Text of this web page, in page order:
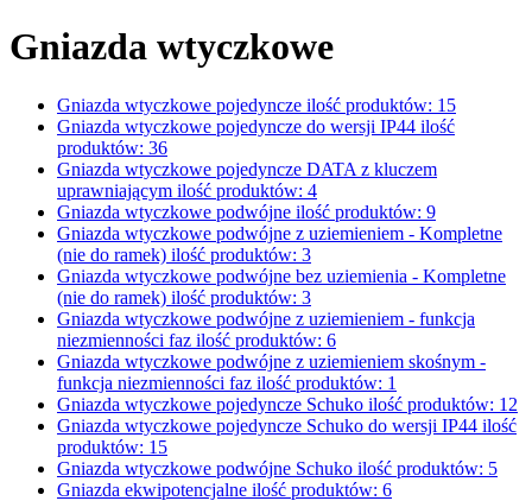
Gniazda wtyczkowe
Gniazda wtyczkowe pojedyncze ilość produktów: 15
Gniazda wtyczkowe pojedyncze do wersji IP44 ilość
produktów: 36
Gniazda wtyczkowe pojedyncze DATA z kluczem
uprawniającym ilość produktów: 4
Gniazda wtyczkowe podwójne ilość produktów: 9
Gniazda wtyczkowe podwójne z uziemieniem - Kompletne
(nie do ramek) ilość produktów: 3
Gniazda wtyczkowe podwójne bez uziemienia - Kompletne
(nie do ramek) ilość produktów: 3
Gniazda wtyczkowe podwójne z uziemieniem - funkcja
niezmienności faz ilość produktów: 6
Gniazda wtyczkowe podwójne z uziemieniem skośnym -
funkcja niezmienności faz ilość produktów: 1
Gniazda wtyczkowe pojedyncze Schuko ilość produktów: 12
Gniazda wtyczkowe pojedyncze Schuko do wersji IP44 ilość
produktów: 15
Gniazda wtyczkowe podwójne Schuko ilość produktów: 5
Gniazda ekwipotencjalne ilość produktów: 6